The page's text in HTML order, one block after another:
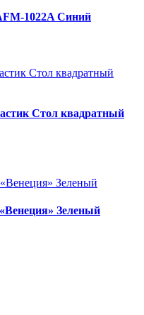
1022A Синий
Стол квадратный
Зеленый